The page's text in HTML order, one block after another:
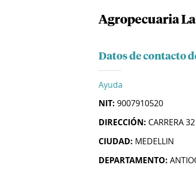
Agropecuaria La
Datos de contacto
Ayuda
NIT: 9007910520
DIRECCIÓN: CARRERA
CIUDAD: MEDELLIN
DEPARTAMENTO: